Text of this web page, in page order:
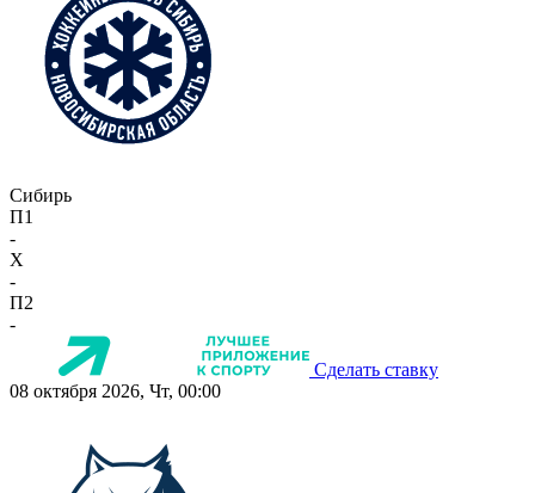
Сибирь
П1
-
X
-
П2
-
Сделать ставку
08 октября 2026, Чт, 00:00